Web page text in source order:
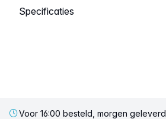
Selecteer een tabblad
Voor 16:00 besteld, morgen geleverd